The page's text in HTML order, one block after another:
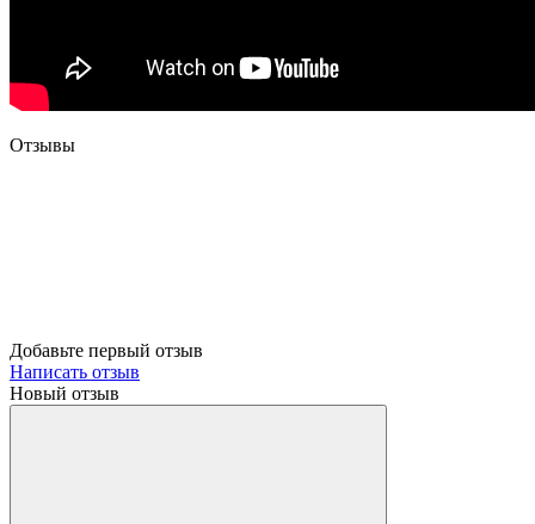
Отзывы
Добавьте первый отзыв
Написать отзыв
Новый отзыв